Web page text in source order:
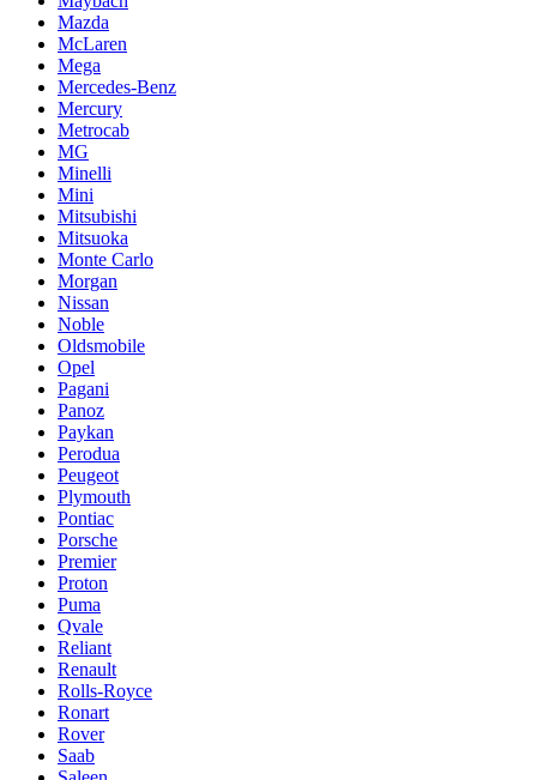
Mazda
McLaren
Mega
Mercedes-Benz
Mercury
Metrocab
MG
Minelli
Mini
Mitsubishi
Mitsuoka
Monte Carlo
Morgan
Nissan
Noble
Oldsmobile
Opel
Pagani
Panoz
Paykan
Perodua
Peugeot
Plymouth
Pontiac
Porsche
Premier
Proton
Puma
Qvale
Reliant
Renault
Rolls-Royce
Ronart
Rover
Saab